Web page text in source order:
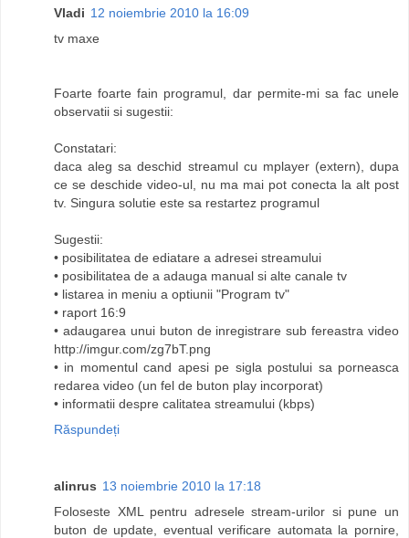
Vladi 12 noiembrie 2010 la 16:09
tv maxe
Foarte foarte fain programul, dar permite-mi sa fac unele
observatii si sugestii:
Constatari:
daca aleg sa deschid streamul cu mplayer (extern), dupa
ce se deschide video-ul, nu ma mai pot conecta la alt post
tv. Singura solutie este sa restartez programul
Sugestii:
• posibilitatea de ediatare a adresei streamului
• posibilitatea de a adauga manual si alte canale tv
• listarea in meniu a optiunii "Program tv"
• raport 16:9
• adaugarea unui buton de inregistrare sub fereastra video
http://imgur.com/zg7bT.png
• in momentul cand apesi pe sigla postului sa porneasca
redarea video (un fel de buton play incorporat)
• informatii despre calitatea streamului (kbps)
Răspundeți
alinrus 13 noiembrie 2010 la 17:18
Foloseste XML pentru adresele stream-urilor si pune un
buton de update, eventual verificare automata la pornire,